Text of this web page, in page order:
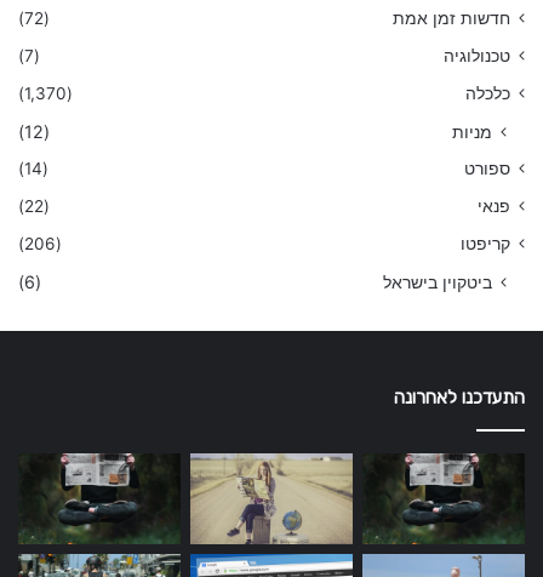
חדשות זמן אמת
(72)
טכנולוגיה
(7)
כלכלה
(1,370)
מניות (12)
ספורט
(14)
פנאי
(22)
קריפטו
(206)
ביטקוין בישראל (6)
התעדכנו לאחרונה